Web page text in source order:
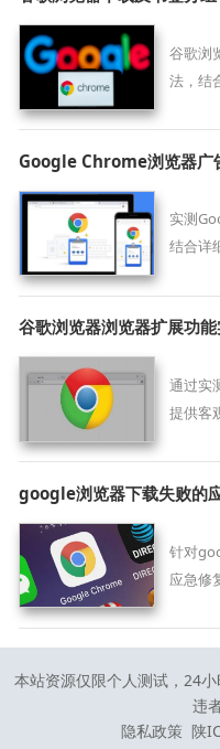
谷歌浏
法，结
Google Chrome浏览器广
实测
结合详
谷歌浏览器浏览器扩展功
通过实
提供客
google浏览器下载失败的
针对
应急修
本站资源仅限个人测试，24
违
隐私政策 陕